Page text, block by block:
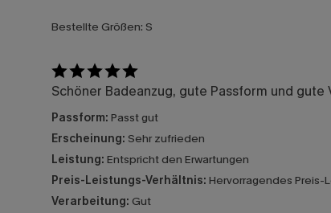
Bestellte Größen: S
Schöner Badeanzug, gute Passform und
Passform: Passt gut
Erscheinung: Sehr zufrieden
Leistung: Entspricht den Erwartungen
Preis-Leistungs-Verhältnis: Hervorragendes Preis-
Verarbeitung: Gut